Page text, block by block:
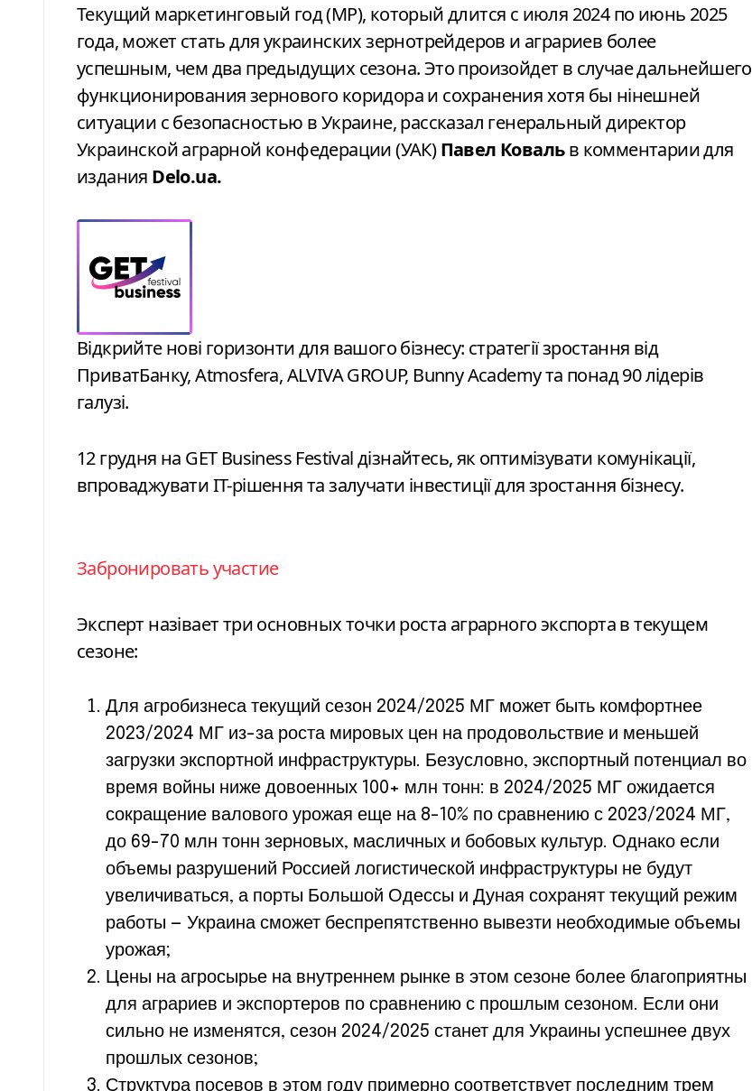
Текущий маркетинговый год (МР), который длится с июля 2024 по июнь 2025
года, может стать для украинских зернотрейдеров и аграриев более
успешным, чем два предыдущих сезона. Это произойдет в случае дальнейшего
функционирования зернового коридора и сохранения хотя бы нінешней
ситуации с безопасностью в Украине, рассказал генеральный директор
Украинской аграрной конфедерации (УАК)Павел Ковальв комментарии для
издания Delo.ua.
Відкрийте нові горизонти для вашого бізнесу: стратегії зростання від
ПриватБанку, Atmosfera, ALVIVA GROUP, Bunny Academy та понад 90 лідерів
галузі.
12 грудня на GET Business Festival дізнайтесь, як оптимізувати комунікації,
впроваджувати ІТ-рішення та залучати інвестиції для зростання бізнесу.
Забронировать участие
Эксперт назівает три основных точки роста аграрного экспорта в текущем
сезоне:
Для агробизнеса текущий сезон 2024/2025 МГ может быть комфортнее
2023/2024 МГ из-за роста мировых цен на продовольствие и меньшей
загрузки экспортной инфраструктуры. Безусловно, экспортный потенциал во
время войны ниже довоенных 100+ млн тонн: в 2024/2025 МГ ожидается
сокращение валового урожая еще на 8-10% по сравнению с 2023/2024 МГ,
до 69-70 млн тонн зерновых, масличных и бобовых культур. Однако если
объемы разрушений Россией логистической инфраструктуры не будут
увеличиваться, а порты Большой Одессы и Дуная сохранят текущий режим
работы — Украина сможет беспрепятственно вывезти необходимые объемы
урожая;
Цены на агросырье на внутреннем рынке в этом сезоне более благоприятны
для аграриев и экспортеров по сравнению с прошлым сезоном. Если они
сильно не изменятся, сезон 2024/2025 станет для Украины успешнее двух
прошлых сезонов;
Структура посевов в этом году примерно соответствует последним трем